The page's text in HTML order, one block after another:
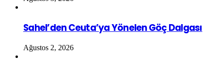
Sahel’den Ceuta’ya Yönelen Göç Dalgası
Ağustos 2, 2026